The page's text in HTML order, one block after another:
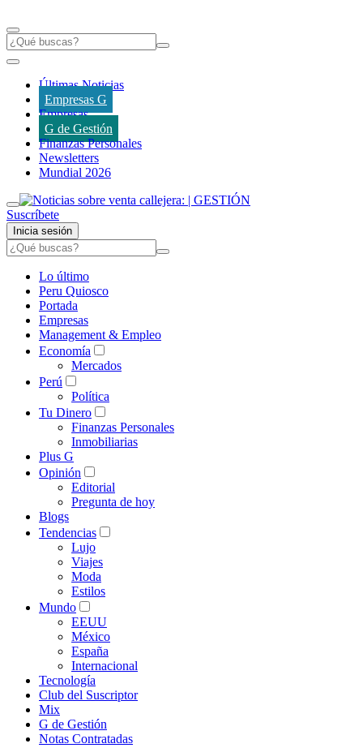
Últimas Noticias
Empresas G
Empresas
G de Gestión
Finanzas Personales
Newsletters
Mundial 2026
Suscríbete
Inicia sesión
Lo último
Peru Quiosco
Portada
Empresas
Management & Empleo
Economía
Mercados
Perú
Política
Tu Dinero
Finanzas Personales
Inmobiliarias
Plus G
Opinión
Editorial
Pregunta de hoy
Blogs
Tendencias
Lujo
Viajes
Moda
Estilos
Mundo
EEUU
México
España
Internacional
Tecnología
Club del Suscriptor
Mix
G de Gestión
Notas Contratadas